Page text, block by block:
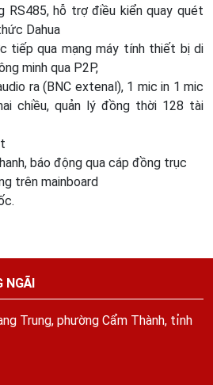
RS485, hỗ trợ điều kiển quay quét
Dahua
tiếp qua mạng máy tính thiết bị di
minh qua P2P,
ra (BNC extenal), 1 mic in 1 mic
chiều, quản lý đồng thời 128 tài
báo động qua cáp đồng trục
trên mainboard
NGÃI
Trung, phường Cẩm Thành, tỉnh